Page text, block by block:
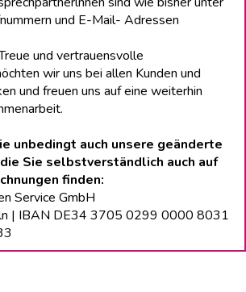
und E-Mail- Adressen
und vertrauensvolle
wir uns bei allen Kunden und
und freuen uns auf eine weiterhin
unbedingt auch unsere geänderte
Sie selbstverständlich auch auf
finden:
Service GmbH
| IBAN DE34 3705 0299 0000 8031